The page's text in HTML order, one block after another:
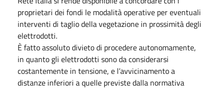
proprietari dei fondi le modalità operative per eventuali
interventi di taglio della vegetazione in prossimità degli
elettrodotti.
È fatto assoluto divieto di procedere autonomamente,
in quanto gli elettrodotti sono da considerarsi
costantemente in tensione, e l’avvicinamento a
distanze inferiori a quelle previste dalla normativa